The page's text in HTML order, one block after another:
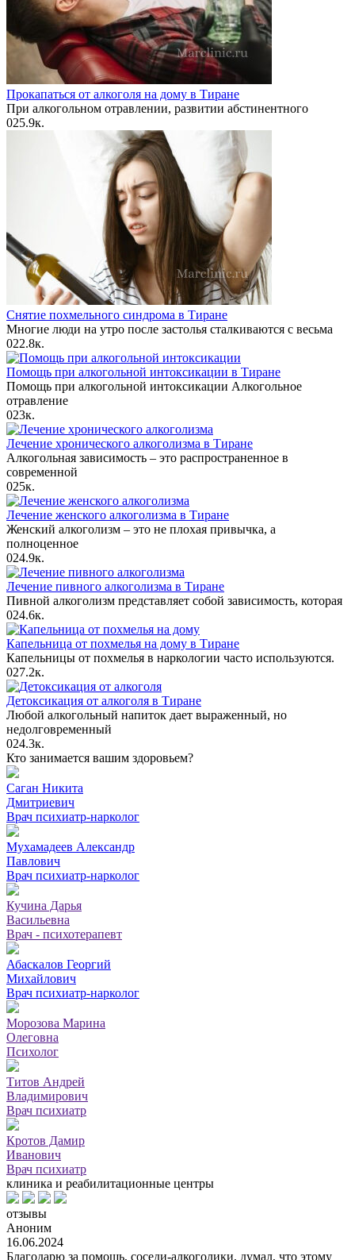
Прокапаться от алкоголя на дому в Тиране
При алкогольном отравлении, развитии абстинентного
025.9к.
Снятие похмельного синдрома в Тиране
Многие люди на утро после застолья сталкиваются с весьма
022.8к.
Помощь при алкогольной интоксикации в Тиране
Помощь при алкогольной интоксикации Алкогольное
отравление
023к.
Лечение хронического алкоголизма в Тиране
Алкогольная зависимость – это распространенное в
современной
025к.
Лечение женского алкоголизма в Тиране
Женский алкоголизм – это не плохая привычка, а
полноценное
024.9к.
Лечение пивного алкоголизма в Тиране
Пивной алкоголизм представляет собой зависимость, которая
024.6к.
Капельница от похмелья на дому в Тиране
Капельницы от похмелья в наркологии часто используются.
027.2к.
Детоксикация от алкоголя в Тиране
Любой алкогольный напиток дает выраженный, но
недолговременный
024.3к.
Кто занимается вашим здоровьем?
Саган Никита
Дмитриевич
Врач психиатр-нарколог
Мухамадеев Александр
Павлович
Врач психиатр-нарколог
Кучина Дарья
Васильевна
Врач - психотерапевт
Абаскалов Георгий
Михайлович
Врач психиатр-нарколог
Морозова Марина
Олеговна
Психолог
Титов Андрей
Владимирович
Врач психиатр
Кротов Дамир
Иванович
Врач психиатр
клиника и реабилитационные центры
отзывы
Аноним
16.06.2024
Благодарю за помощь, соседи-алкоголики, думал, что этому